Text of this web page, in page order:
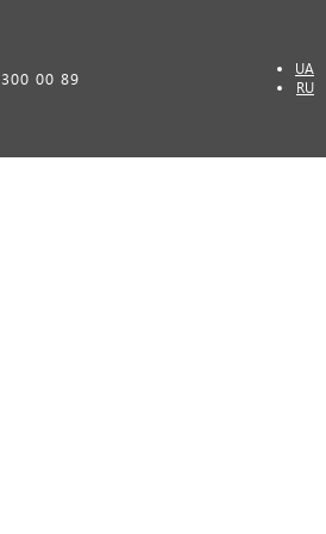
00 89
UA
RU